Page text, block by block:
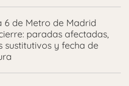
6 de Metro de Madrid
paradas afectadas,
sustitutivos y fecha de